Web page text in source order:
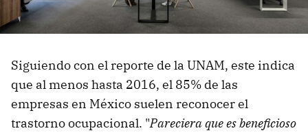
Siguiendo con el reporte de la UNAM, este indica
que al menos hasta 2016, el 85% de las
empresas en México suelen reconocer el
trastorno ocupacional. "Pareciera que es beneficioso